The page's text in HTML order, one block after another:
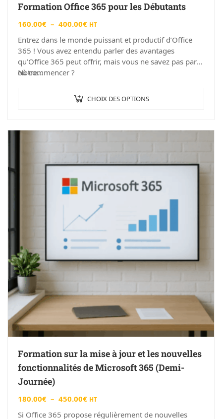
Formation Office 365 pour les Débutants
160.00€ – 400.00€ HT
Entrez dans le monde puissant et productif d’Office
365 ! Vous avez entendu parler des avantages
qu’Office 365 peut offrir, mais vous ne savez pas par
où commencer ?
Notre…
CHOIX DES OPTIONS
Formation sur la mise à jour et les nouvelles
fonctionnalités de Microsoft 365 (Demi-
Journée)
180.00€ – 450.00€ HT
Si Office 365 propose régulièrement de nouvelles